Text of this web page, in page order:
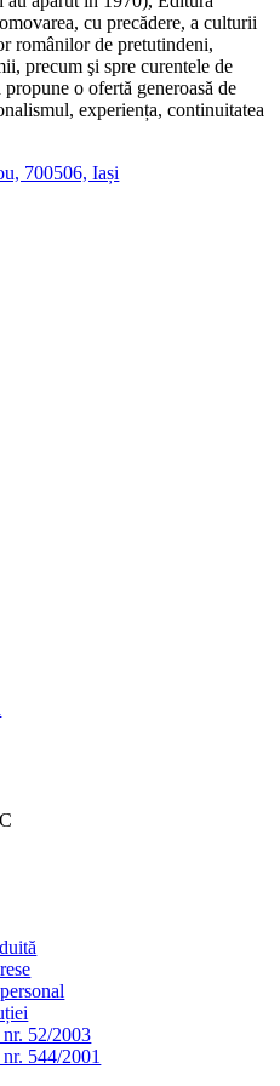
cu precădere, a culturii
românilor de pretutindeni,
precum şi spre curentele de
o ofertă generoasă de
experiența, continuitatea
700506, Iași
52/2003
544/2001